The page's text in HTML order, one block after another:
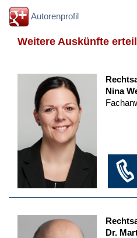
Autorenprofil
Weitere Auskünfte
Nina
Dr.